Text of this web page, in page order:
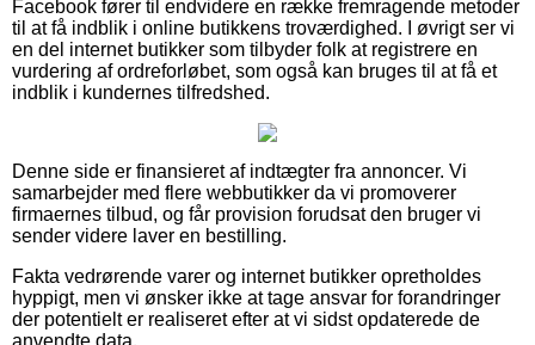
Facebook fører til endvidere en række fremragende metoder
til at få indblik i online butikkens troværdighed. I øvrigt ser vi
en del internet butikker som tilbyder folk at registrere en
vurdering af ordreforløbet, som også kan bruges til at få et
indblik i kundernes tilfredshed.
Denne side er finansieret af indtægter fra annoncer. Vi
samarbejder med flere webbutikker da vi promoverer
firmaernes tilbud, og får provision forudsat den bruger vi
sender videre laver en bestilling.
Fakta vedrørende varer og internet butikker opretholdes
hyppigt, men vi ønsker ikke at tage ansvar for forandringer
der potentielt er realiseret efter at vi sidst opdaterede de
anvendte data.